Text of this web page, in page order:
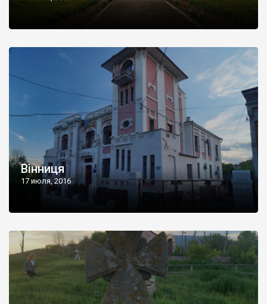
Вінниця
17 июля, 2016